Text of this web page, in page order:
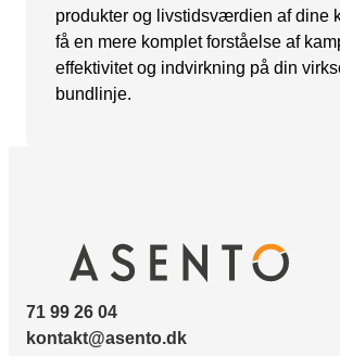
produkter og livstidsværdien af dine
få en mere komplet forståelse af
effektivitet og indvirkning på din
bundlinje.
71 99 26 04
kontakt@asento.dk